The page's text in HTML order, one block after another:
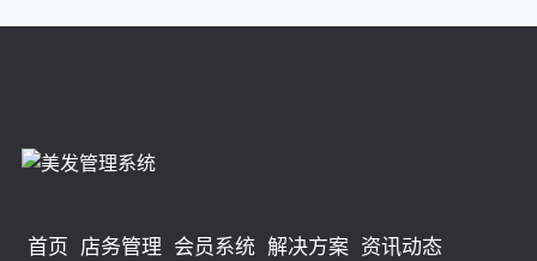
首页 店务管理 会员系统 解决方案 资讯动态